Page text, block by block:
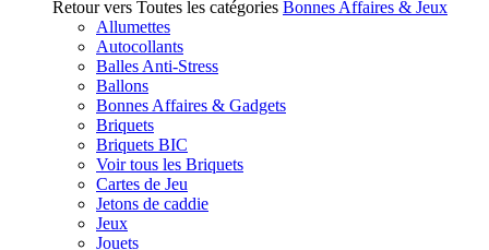
Retour vers Toutes les catégories Bonnes Affaires & Jeux
Allumettes
Autocollants
Balles Anti-Stress
Ballons
Bonnes Affaires & Gadgets
Briquets
Briquets BIC
Voir tous les Briquets
Cartes de Jeu
Jetons de caddie
Jeux
Jouets